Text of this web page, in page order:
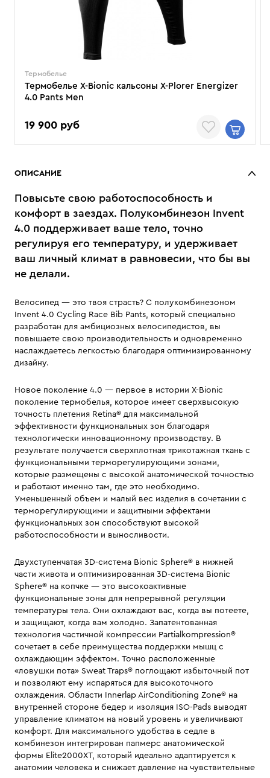
Термобелье
Термобелье X-Bionic кальсоны X-Plorer Energizer
4.0 Pants Men
19 900 руб
ОПИСАНИЕ
Повысьте свою работоспособность и
комфорт в заездах. Полукомбинезон Invent
4.0 поддерживает ваше тело, точно
регулируя его температуру, и удерживает
ваш личный климат в равновесии, что бы вы
не делали.
Велосипед — это твоя страсть? С полукомбинезоном
Invent 4.0 Cycling Race Bib Pants, который специально
разработан для амбициозных велосипедистов, вы
повышаете свою производительность и одновременно
наслаждаетесь легкостью благодаря оптимизированному
дизайну.
Новое поколение 4.0 — первое в истории X-Bionic
поколение термобелья, которое имеет сверхвысокую
точность плетения Retina® для максимальной
эффективности функциональных зон благодаря
технологически инновационному производству. В
результате получается сверхплотная трикотажная ткань c
функциональными терморегулирующими зонами,
которые размещены с высокой анатомической точностью
и работают именно там, где это необходимо.
Уменьшенный объем и малый вес изделия в сочетании с
терморегулирующими и защитными эффектами
функциональных зон способствуют высокой
работоспособности и выносливости.
Двухступенчатая 3D-система Bionic Sphere® в нижней
части живота и оптимизированная 3D-система Bionic
Sphere® на копчке — это высокоактивные
функциональные зоны для непрерывной регуляции
температуры тела. Они охлаждают вас, когда вы потеете,
и защищают, когда вам холодно. Запатентованная
технология частичной компрессии Partialkompression®
сочетает в себе преимущества поддержки мышц с
охлаждающим эффектом. Точно расположенные
«ловушки пота» Sweat Traps® поглощают избыточный пот
и позволяют ему испаряться для высокоточного
охлаждения. Области Innerlap AirConditioning Zone® на
внутренней стороне бедер и изоляция ISO-Pads выводят
управление климатом на новый уровень и увеличивают
комфорт. Для максимального удобства в седле в
комбинезон интегрирован папмерс анатомической
формы Elite2000XT, который идеально адаптируется к
анатомии человека и снижает давление на чувствительные